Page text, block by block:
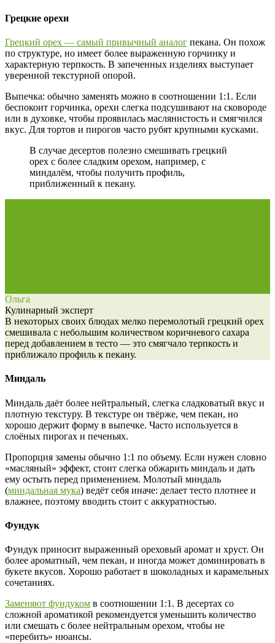
Грецкие орехи
Грецкий орех — самый привычный аналог пекана. Он похож
по структуре, но имеет более выраженную горчинку и
характерную терпкость. В запеченных изделиях выступает
уверенной текстурной опорой.
Выпечка: обычно заменять можно в соотношении 1:1. Если
беспокоит горчинка, орехи слегка подсушивают на сковороде
или в духовке, чтобы проявилась маслянистость и смягчился
вкус. Для тортов и пирогов часто рубят крупными кусками.
В случае десертов полезно смешивать грецкий
орех с более сладким орехом, например, с
миндалём, чтобы получить профиль,
приближенный к пекану.
Ольга
Кулинарный эксперт
В некоторых своих блюдах мелко перемолотый грецкий орех
смешивала с небольшим количеством коричневого сахара
перед добавлением в тесто — это смягчало терпкость и
приближало профиль к пекану.
Миндаль
Миндаль даёт более нейтральный, слегка сладковатый вкус и
плотную текстуру. В текстуре он твёрже, чем пекан, но
хорошо держит форму в выпечке. Часто используется в
слоёных пирогах и печеньях.
Пропорция замены обычно 1:1 по объему. Если нужен словно
«масляный» эффект, стоит слегка обжарить миндаль и дать
ему остыть перед применением. Молотый миндаль
(миндальная мука) ведёт себя иначе: делает тесто плотнее и
влажнее, поэтому вводить стоит с аккуратностью.
Фундук
Фундук приносит выраженный ореховый аромат и хруст. Он
более ароматный, чем пекан, и иногда может доминировать в
букете вкусов. Хорошо работает в шоколадных и карамельных
сочетаниях.
Заменяют фундуком в соотношении 1:1. В десертах со
сложной ароматикой рекомендуется уменьшить количество
или смешать с более нейтральным орехом, чтобы не
«перебить» нюансы.